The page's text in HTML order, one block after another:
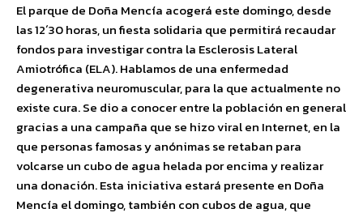
El parque de Doña Mencía acogerá este domingo, desde
las 12´30 horas, un fiesta solidaria que permitirá recaudar
fondos para investigar contra la Esclerosis Lateral
Amiotrófica (ELA). Hablamos de una enfermedad
degenerativa neuromuscular, para la que actualmente no
existe cura. Se dio a conocer entre la población en general
gracias a una campaña que se hizo viral en Internet, en la
que personas famosas y anónimas se retaban para
volcarse un cubo de agua helada por encima y realizar
una donación. Esta iniciativa estará presente en Doña
Mencía el domingo, también con cubos de agua, que